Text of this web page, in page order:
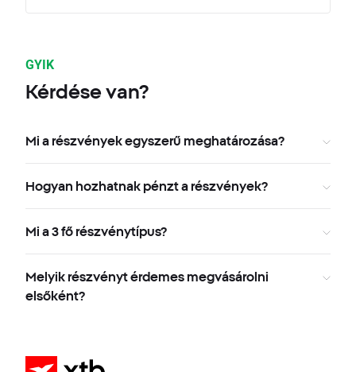
GYIK
Kérdése van?
Mi a részvények egyszerű meghatározása?
Hogyan hozhatnak pénzt a részvények?
Mi a 3 fő részvénytípus?
Melyik részvényt érdemes megvásárolni
elsőként?